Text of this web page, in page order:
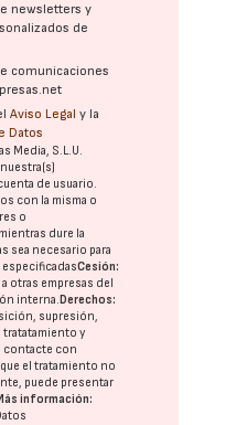
newsletters y
de
comunicaciones
Aviso Legal y la
Datos
Media, S.L.U.
de usuario.
con la misma o
o
mientras dure la
sea necesario para
especificadasCesión:
otras empresas del
interna. Derechos:
supresión,
y
contacte con
el tratamiento no
puede presentar
información: